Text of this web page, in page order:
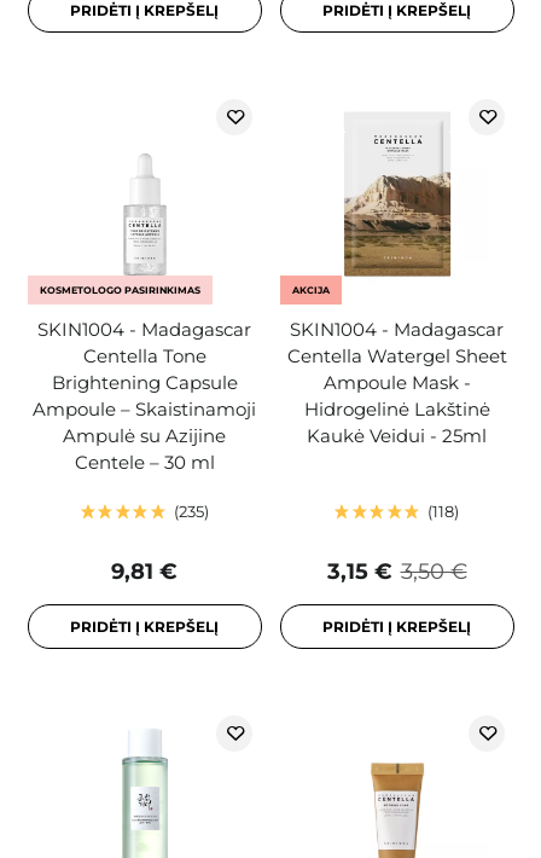
PRIDĖTI Į KREPŠELĮ PRIDĖTI Į KREPŠELĮ
KOSMETOLOGO PASIRINKIMAS
SKIN1004 - Madagascar
Centella Tone
Brightening Capsule
Ampoule – Skaistinamoji
Ampulė su Azijine
Centele – 30 ml
235
9,81 €
PRIDĖTI Į KREPŠELĮ
AKCIJA
SKIN1004 - Madagascar
Centella Watergel Sheet
Ampoule Mask -
Hidrogelinė Lakštinė
Kaukė Veidui - 25ml
118
3,50 €
3,15 €
PRIDĖTI Į KREPŠELĮ